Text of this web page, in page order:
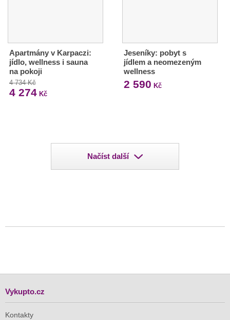
Apartmány v Karpaczi:
jídlo, wellness i sauna
na pokoji
4 734 Kč
4 274 Kč
Jeseníky: pobyt s
jídlem a neomezeným
wellness
2 590 Kč
Načíst další
Vykupto.cz
Kontakty